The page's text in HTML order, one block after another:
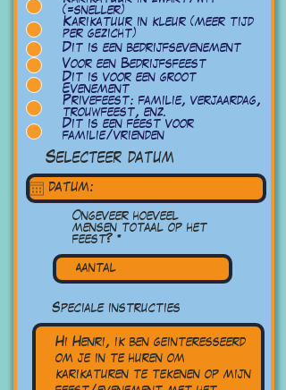
q
u
i
e
(=sneller)
Karikatuur in kleur (meer tijd
per gezicht)
Dit is een bedrijfsevenement
Voor een Bedrijfsfeest
Dit is voor een groot
Evenement
Privefeest: familie, verjaardag,
trouwfeest, enz.
Dit is een feest voor
familie/vrienden
Selecteer datum
Ongeveer hoeveel
mensen totaal op het
feest?
Speciale instructies